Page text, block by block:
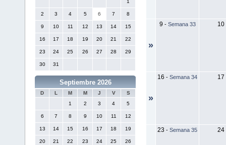
1
2 3 4 5 6 7 8
9 10 11 12 13 14 15
16 17 18 19 20 21 22
23 24 25 26 27 28 29
30 31
Septiembre 2026
D L M M J V
S
1
2 3 4 5
6 7 8 9 10 11 12
13 14 15 16 17 18 19
20 21 22 23 24 25 26
»
9 - Semana 33 10
»
16 - Semana 34 17
23 - Semana 35 24